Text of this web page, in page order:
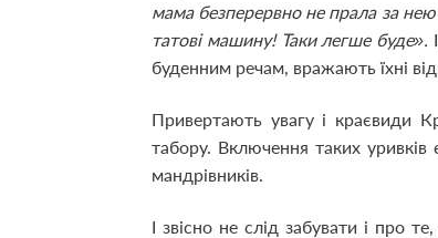
мама безперервно не прала за
татові машину! Таки легше буде».
буденним речам, вражають їхні
Привертають увагу і краєвиди
табору. Включення таких
мандрівників.
І звісно не слід забувати і про